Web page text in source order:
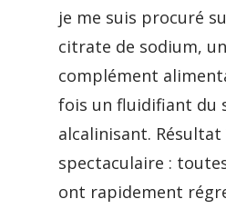
je me suis procuré
citrate de sodium,
complément
fois un fluidifiant du
alcalinisant. Résultat
spectaculaire :
ont rapidement